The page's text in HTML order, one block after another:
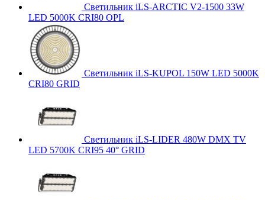
Светильник iLS-ARCTIC V2-1500 33W
LED 5000K CRI80 OPL
Светильник iLS-KUPOL 150W LED 5000K
CRI80 GRID
Светильник iLS-LIDER 480W DMX TV
LED 5700K CRI95 40° GRID